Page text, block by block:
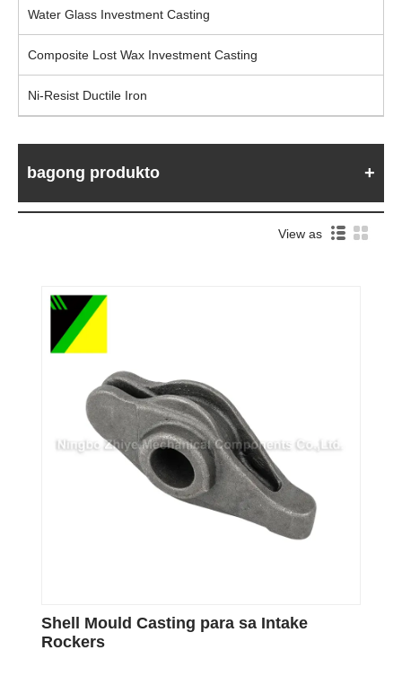
Water Glass Investment Casting
Composite Lost Wax Investment Casting
Ni-Resist Ductile Iron
bagong produkto
View as
Shell Mould Casting para sa Intake
Rockers